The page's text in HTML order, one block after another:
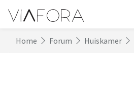
Home Forum Huiskamer